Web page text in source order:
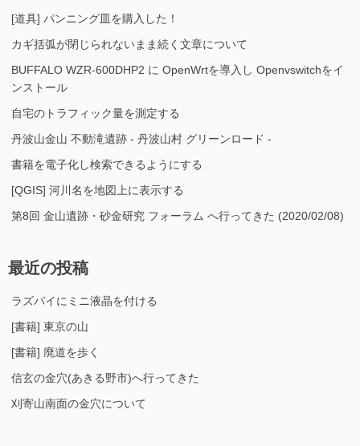
[道具] パンニング皿を購入した！
カギ括弧が閉じられないまま続く文章について
BUFFALO WZR-600DHP2 に OpenWrtを導入し Openvswitchをイ
ンストール
自宅のトラフィック量を測定する
丹波山金山 不動滝遺跡 - 丹波山村 グリーンロード -
書籍を電子化し検索できるようにする
[QGIS] 河川名を地図上に表示する
第8回 金山遺跡・砂金研究 フォーラム へ行ってきた (2020/02/08)
最近の投稿
ラズパイにミニ液晶を付ける
[書籍] 東京の山
[書籍] 廃道を歩く
信玄の金穴(あきる野市)へ行ってきた
刈寄山南面の金穴について